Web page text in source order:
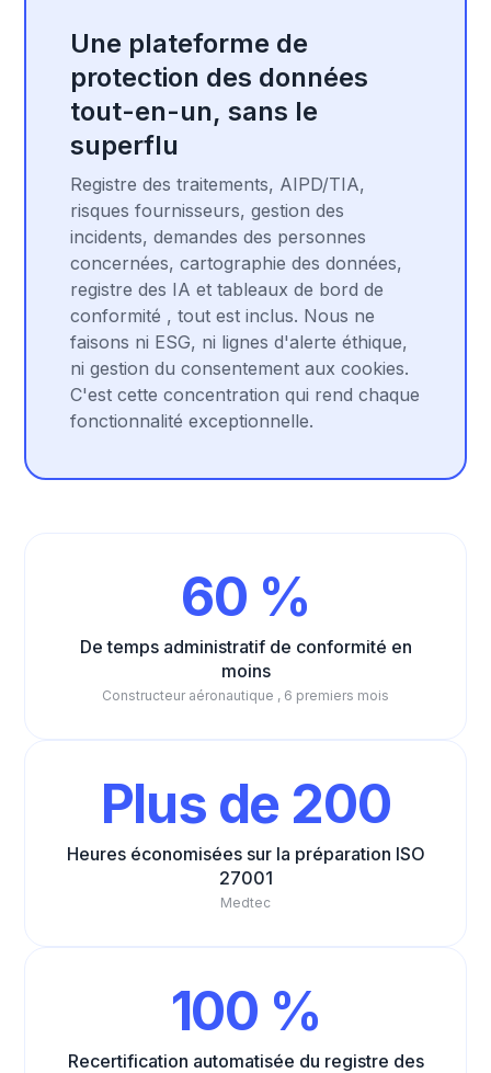
Une plateforme de
protection des données
tout-en-un, sans le
superflu
Registre des traitements, AIPD/TIA,
risques fournisseurs, gestion des
incidents, demandes des personnes
concernées, cartographie des données,
registre des IA et tableaux de bord de
conformité , tout est inclus. Nous ne
faisons ni ESG, ni lignes d'alerte éthique,
ni gestion du consentement aux cookies.
C'est cette concentration qui rend chaque
fonctionnalité exceptionnelle.
60 %
De temps administratif de conformité en
moins
Constructeur aéronautique , 6 premiers mois
Plus de 200
Heures économisées sur la préparation ISO
27001
Medtec
100 %
Recertification automatisée du registre des